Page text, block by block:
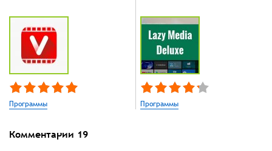
Программы Программы
Комментарии 19